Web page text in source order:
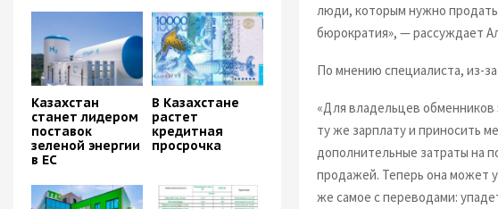
люди, которым нужно
бюрократия», — рассуждает
По мнению специалиста, из-
«Для владельцев обменников
ту же зарплату и приносить
дополнительные затраты на
продажей. Теперь она может
же самое с переводами:
Казахстан
станет лидером
поставок
зеленой энергии
в ЕС
В Казахстане
растет
кредитная
просрочка